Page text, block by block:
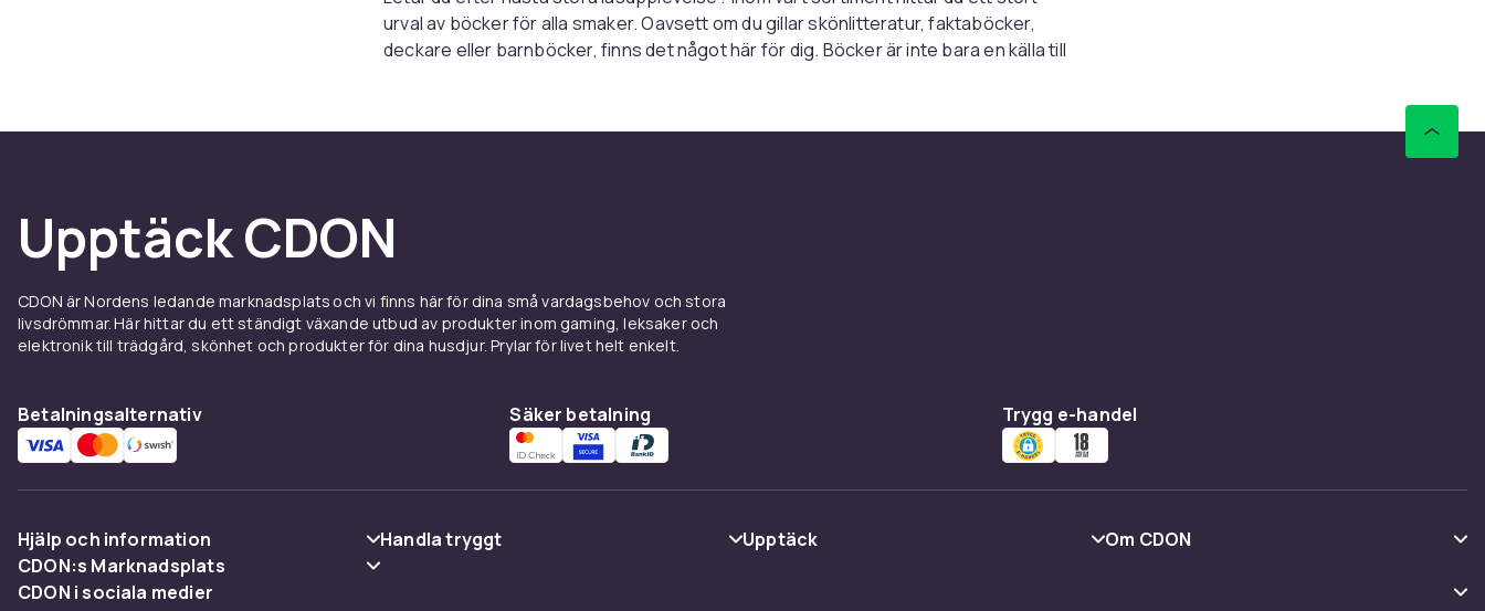
urval av böcker för alla smaker. Oavsett om du gillar skönlitteratur, faktaböcker,
deckare eller barnböcker, finns det något här för dig. Böcker är inte bara en källa till
karaktärer och bli inspirerad på många olika sätt.
som gör läsningen rolig och engagerande. För dig som föredrar att fördjupa dig i
olika ämnen erbjuder vi en mängd facklitteratur som täcker allt från historia och
Käv ner dig i en ny bok och upplev all den glädje och kunskap som en riktigt bra bok
kan erbjuda. Handla här och gör varje stund till en läsupplevelse. Inom vårt
Upptäck CDON
CDON är Nordens ledande marknadsplats och vi finns här för dina små vardagsbehov och stora
livsdrömmar. Här hittar du ett ständigt växande utbud av produkter inom gaming, leksaker och
elektronik till trädgård, skönhet och produkter för dina husdjur. Prylar för livet helt enkelt.
Betalningsalternativ Säker betalning Trygg e-handel
Hjälp och information
Vanliga frågor
Handla tryggt
Upptäck
Om CDON
CDON:s Marknadsplats
Sälj på CDON
CDON i sociala medier